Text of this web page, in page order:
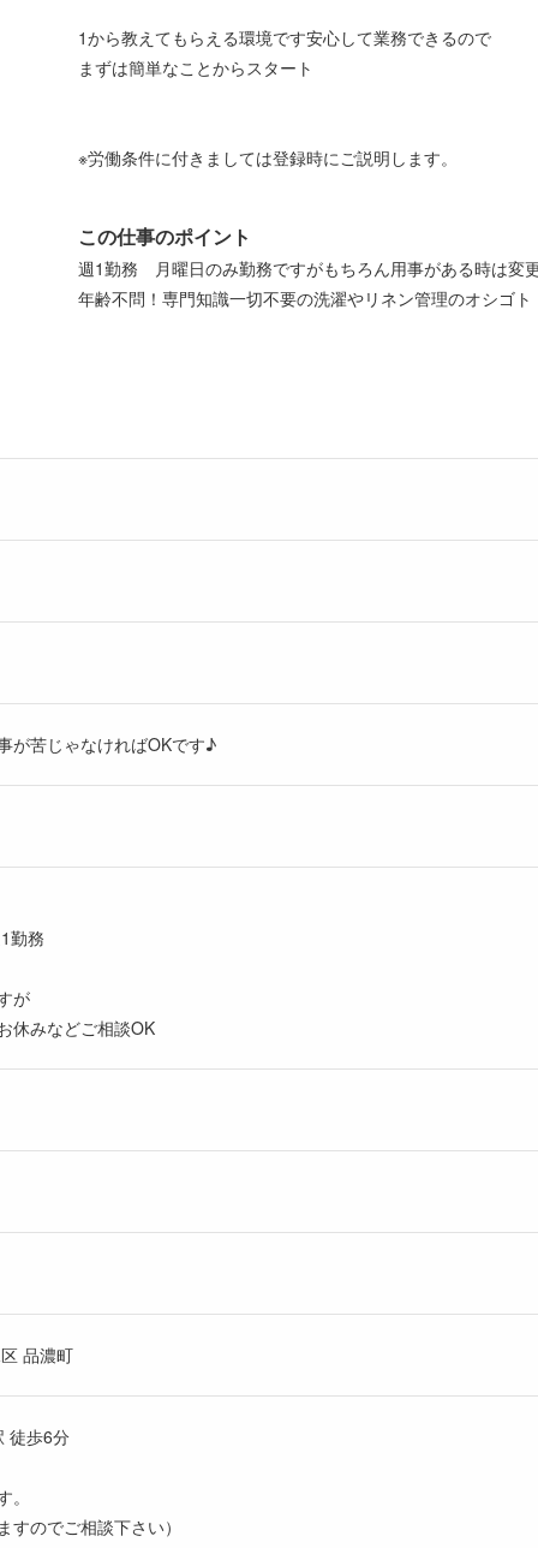
1から教えてもらえる環境です安心して業務できるので
まずは簡単なことからスタート
※労働条件に付きましては登録時にご説明します。
この仕事のポイント
週1勤務 月曜日のみ勤務ですがもちろん用事がある時は変
年齢不問！専門知識一切不要の洗濯やリネン管理のオシゴト
が苦じゃなければOKです♪
勤務
が
休みなどご相談OK
品濃町
徒歩6分
すのでご相談下さい）